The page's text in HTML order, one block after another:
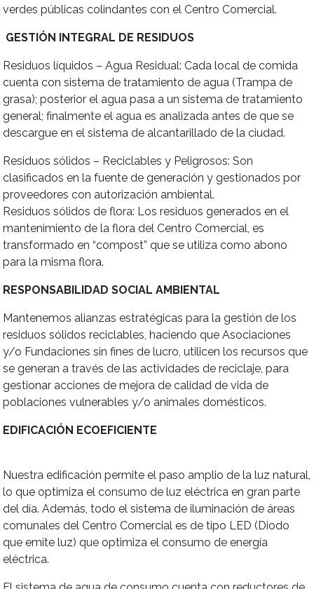
verdes públicas colindantes con el Centro Comercial.
GESTIÓN INTEGRAL DE RESIDUOS
Residuos líquidos – Agua Residual: Cada local de comida
cuenta con sistema de tratamiento de agua (Trampa de
grasa); posterior el agua pasa a un sistema de tratamiento
general; finalmente el agua es analizada antes de que se
descargue en el sistema de alcantarillado de la ciudad.
Residuos sólidos – Reciclables y Peligrosos: Son
clasificados en la fuente de generación y gestionados por
proveedores con autorización ambiental.
Residuos sólidos de flora: Los residuos generados en el
mantenimiento de la flora del Centro Comercial, es
transformado en “compost” que se utiliza como abono
para la misma flora.
RESPONSABILIDAD SOCIAL AMBIENTAL
Mantenemos alianzas estratégicas para la gestión de los
residuos sólidos reciclables, haciendo que Asociaciones
y/o Fundaciones sin fines de lucro, utilicen los recursos que
se generan a través de las actividades de reciclaje, para
gestionar acciones de mejora de calidad de vida de
poblaciones vulnerables y/o animales domésticos.
EDIFICACIÓN ECOEFICIENTE
Nuestra edificación permite el paso amplio de la luz natural,
lo que optimiza el consumo de luz eléctrica en gran parte
del día. Además, todo el sistema de iluminación de áreas
comunales del Centro Comercial es de tipo LED (Diodo
que emite luz) que optimiza el consumo de energía
eléctrica.